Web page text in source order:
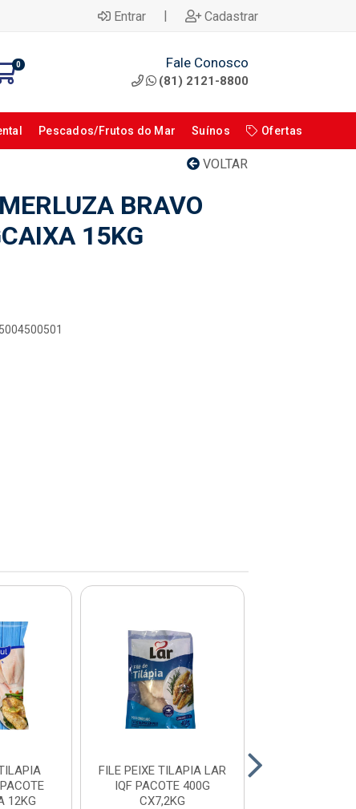
Entrar | Cadastrar
0 Fale Conosco
(81) 2121-8800
Pescados/Frutos do Mar Suínos Ofertas
VOLTAR
BRAVO
15KG
12KG
FILE PEIXE TILAPIA LAR
IQF PACOTE 400G
CX7,2KG